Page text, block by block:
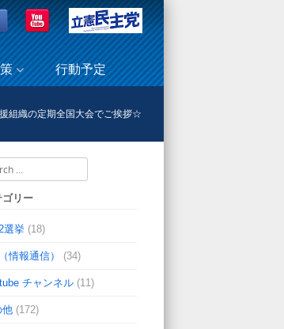
行動予定
組織の定期全国大会でご挨拶☆
ゴリー
選挙 (18)
情報通信） (34)
チャンネル (11)
他 (172)